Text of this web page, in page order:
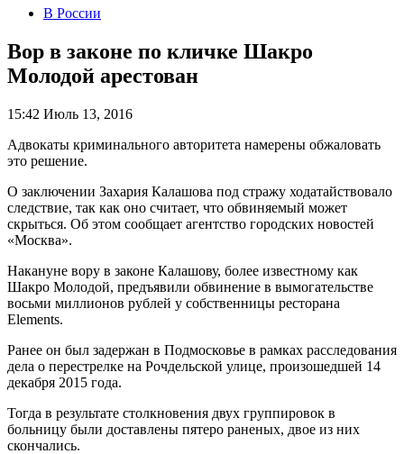
В России
Вор в законе по кличке Шакро
Молодой арестован
15:42 Июль 13, 2016
Адвокаты криминального авторитета намерены обжаловать
это решение.
О заключении Захария Калашова под стражу ходатайствовало
следствие, так как оно считает, что обвиняемый может
скрыться. Об этом сообщает агентство городских новостей
«Москва».
Накануне вору в законе Калашову, более известному как
Шакро Молодой, предъявили обвинение в вымогательстве
восьми миллионов рублей у собственницы ресторана
Elements.
Ранее он был задержан в Подмосковье в рамках расследования
дела о перестрелке на Рочдельской улице, произошедшей 14
декабря 2015 года.
Тогда в результате столкновения двух группировок в
больницу были доставлены пятеро раненых, двое из них
скончались.